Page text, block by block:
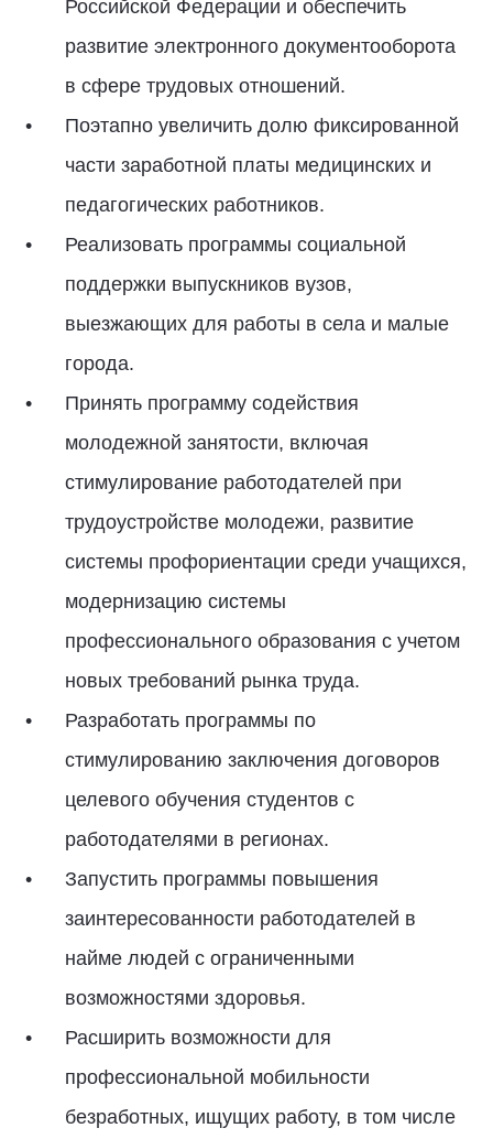
Российской Федерации и обеспечить
развитие электронного документооборота
в сфере трудовых отношений.
Поэтапно увеличить долю фиксированной
части заработной платы медицинских и
педагогических работников.
Реализовать программы социальной
поддержки выпускников вузов,
выезжающих для работы в села и малые
города.
Принять программу содействия
молодежной занятости, включая
стимулирование работодателей при
трудоустройстве молодежи, развитие
системы профориентации среди учащихся,
модернизацию системы
профессионального образования с учетом
новых требований рынка труда.
Разработать программы по
стимулированию заключения договоров
целевого обучения студентов с
работодателями в регионах.
Запустить программы повышения
заинтересованности работодателей в
найме людей с ограниченными
возможностями здоровья.
Расширить возможности для
профессиональной мобильности
безработных, ищущих работу, в том числе